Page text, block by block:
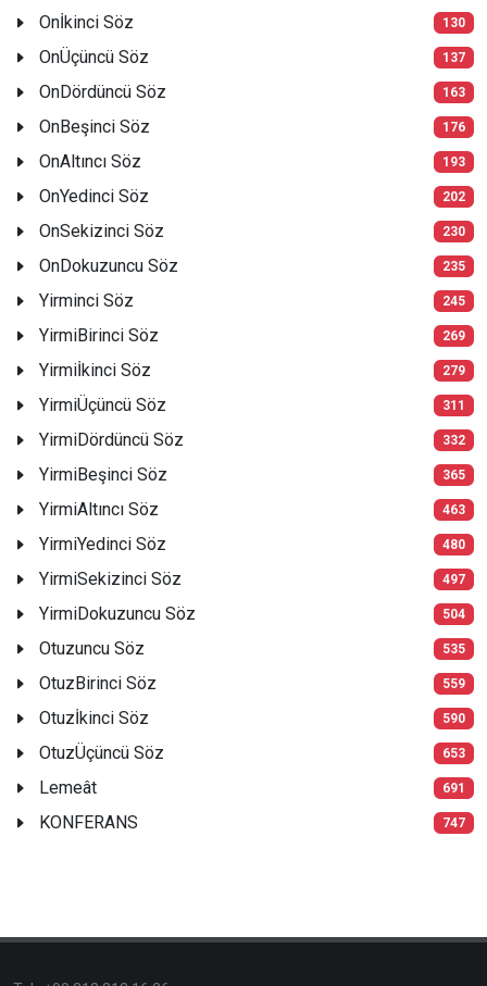
Onİkinci Söz 130
OnÜçüncü Söz 137
OnDördüncü Söz 163
OnBeşinci Söz 176
OnAltıncı Söz 193
OnYedinci Söz 202
OnSekizinci Söz 230
OnDokuzuncu Söz 235
Yirminci Söz 245
YirmiBirinci Söz 269
Yirmiİkinci Söz 279
YirmiÜçüncü Söz 311
YirmiDördüncü Söz 332
YirmiBeşinci Söz 365
YirmiAltıncı Söz 463
YirmiYedinci Söz 480
YirmiSekizinci Söz 497
YirmiDokuzuncu Söz 504
Otuzuncu Söz 535
OtuzBirinci Söz 559
Otuzİkinci Söz 590
OtuzÜçüncü Söz 653
Lemeât 691
KONFERANS 747